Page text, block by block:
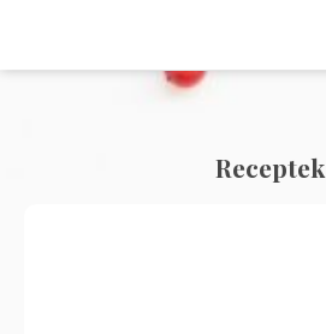
Receptek